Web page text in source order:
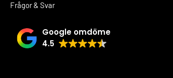
Frågor & Svar
Google omdöme
4.5